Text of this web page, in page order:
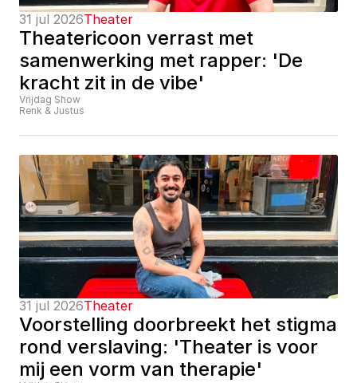
31 jul 2026Theater
Theatericoon verrast met
samenwerking met rapper: 'De
kracht zit in de vibe'
Vrijdag Show
Renk & Justus
31 jul 2026Theater
Voorstelling doorbreekt het stigma
rond verslaving: 'Theater is voor
mij een vorm van therapie'